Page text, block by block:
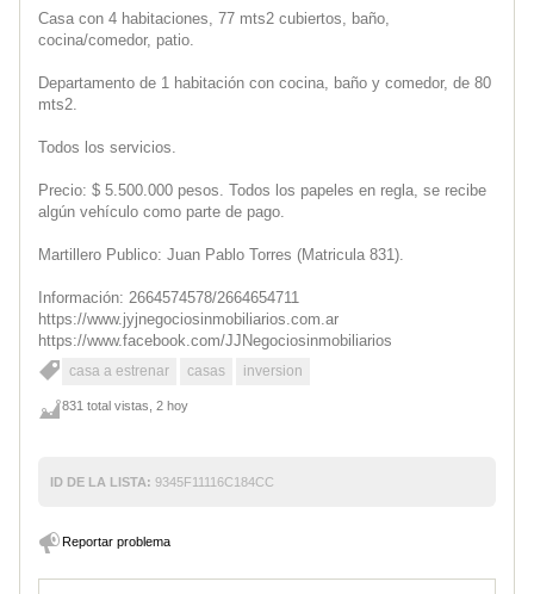
Casa con 4 habitaciones, 77 mts2 cubiertos, baño,
cocina/comedor, patio.
Departamento de 1 habitación con cocina, baño y comedor, de 80
mts2.
Todos los servicios.
Precio: $ 5.500.000 pesos. Todos los papeles en regla, se recibe
algún vehículo como parte de pago.
Martillero Publico: Juan Pablo Torres (Matricula 831).
Información: 2664574578/2664654711
https://www.jyjnegociosinmobiliarios.com.ar
https://www.facebook.com/JJNegociosinmobiliarios
casa a estrenar casas inversion
831 total vistas, 2 hoy
ID DE LA LISTA: 9345F11116C184CC
Reportar problema